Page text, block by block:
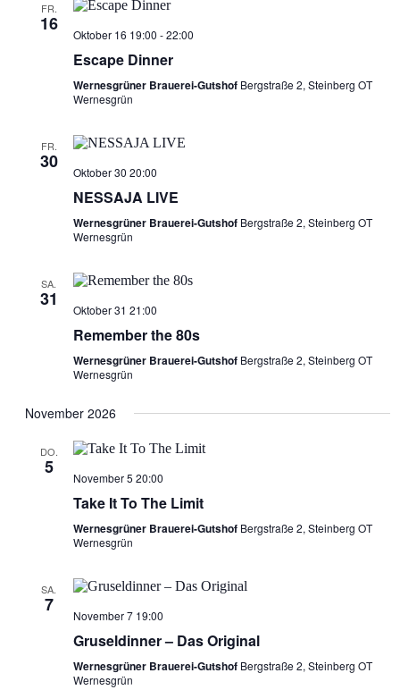
FR.
16 Oktober 16 19:00 -22:00
Escape Dinner
Wernesgrüner Brauerei-Gutshof Bergstraße 2, Steinberg OT
Wernesgrün
FR.
30 Oktober 30 20:00
NESSAJA LIVE
Wernesgrüner Brauerei-Gutshof Bergstraße 2, Steinberg OT
Wernesgrün
SA.
31 Oktober 31 21:00
Remember the 80s
Wernesgrüner Brauerei-Gutshof Bergstraße 2, Steinberg OT
Wernesgrün
November 2026
DO.
5 November 5 20:00
Take It To The Limit
Wernesgrüner Brauerei-Gutshof Bergstraße 2, Steinberg OT
Wernesgrün
SA.
7 November 7 19:00
Gruseldinner – Das Original
Wernesgrüner Brauerei-Gutshof Bergstraße 2, Steinberg OT
Wernesgrün